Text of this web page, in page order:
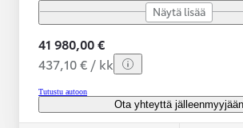
Näytä lisää
41 980,00 €
437,10 € / kk
Tutustu autoon
Ota yhteyttä jälleenmyyjään